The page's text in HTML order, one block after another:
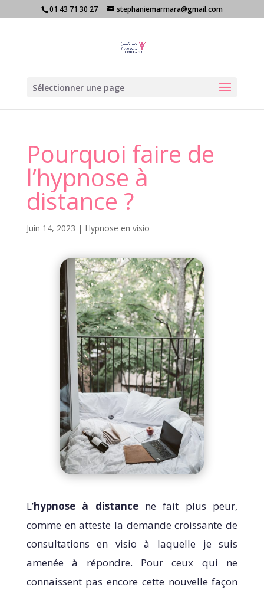
01 43 71 30 27 stephaniemarmara@gmail.com
Sélectionner une page
Pourquoi faire de
l’hypnose à
distance ?
Juin 14, 2023 | Hypnose en visio
L’hypnose à distancene fait plus peur,
comme en atteste la demande croissante de
consultations en visio à laquelle je suis
amenée à répondre. Pour ceux qui ne
connaissent pas encore cette nouvelle façon